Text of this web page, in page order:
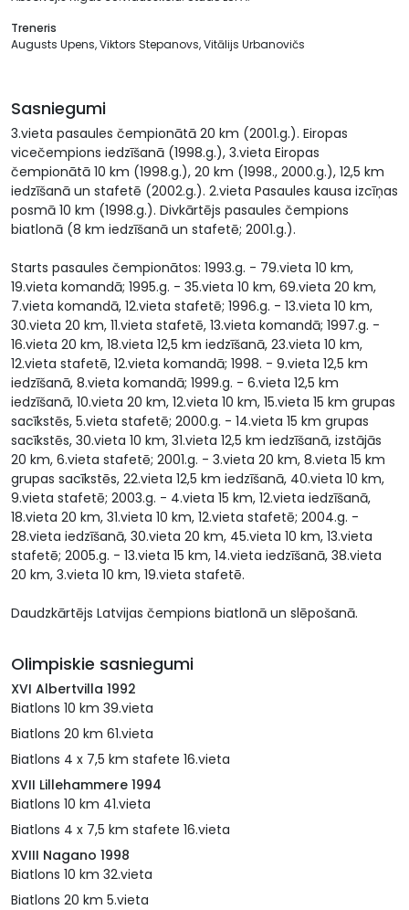
Treneris
Augusts Upens, Viktors Stepanovs, Vitālijs Urbanovičs
Sasniegumi
3.vieta pasaules čempionātā 20 km (2001.g.). Eiropas
vicečempions iedzīšanā (1998.g.), 3.vieta Eiropas
čempionātā 10 km (1998.g.), 20 km (1998., 2000.g.), 12,5 km
iedzīšanā un stafetē (2002.g.). 2.vieta Pasaules kausa izcīņas
posmā 10 km (1998.g.). Divkārtējs pasaules čempions
biatlonā (8 km iedzīšanā un stafetē; 2001.g.).
Starts pasaules čempionātos: 1993.g. - 79.vieta 10 km,
19.vieta komandā; 1995.g. - 35.vieta 10 km, 69.vieta 20 km,
7.vieta komandā, 12.vieta stafetē; 1996.g. - 13.vieta 10 km,
30.vieta 20 km, 11.vieta stafetē, 13.vieta komandā; 1997.g. -
16.vieta 20 km, 18.vieta 12,5 km iedzīšanā, 23.vieta 10 km,
12.vieta stafetē, 12.vieta komandā; 1998. - 9.vieta 12,5 km
iedzīšanā, 8.vieta komandā; 1999.g. - 6.vieta 12,5 km
iedzīšanā, 10.vieta 20 km, 12.vieta 10 km, 15.vieta 15 km grupas
sacīkstēs, 5.vieta stafetē; 2000.g. - 14.vieta 15 km grupas
sacīkstēs, 30.vieta 10 km, 31.vieta 12,5 km iedzīšanā, izstājās
20 km, 6.vieta stafetē; 2001.g. - 3.vieta 20 km, 8.vieta 15 km
grupas sacīkstēs, 22.vieta 12,5 km iedzīšanā, 40.vieta 10 km,
9.vieta stafetē; 2003.g. - 4.vieta 15 km, 12.vieta iedzīšanā,
18.vieta 20 km, 31.vieta 10 km, 12.vieta stafetē; 2004.g. -
28.vieta iedzīšanā, 30.vieta 20 km, 45.vieta 10 km, 13.vieta
stafetē; 2005.g. - 13.vieta 15 km, 14.vieta iedzīšanā, 38.vieta
20 km, 3.vieta 10 km, 19.vieta stafetē.
Daudzkārtējs Latvijas čempions biatlonā un slēpošanā.
Olimpiskie sasniegumi
XVI Albertvilla 1992
Biatlons 10 km 39.vieta
Biatlons 20 km 61.vieta
Biatlons 4 x 7,5 km stafete 16.vieta
XVII Lillehammere 1994
Biatlons 10 km 41.vieta
Biatlons 4 x 7,5 km stafete 16.vieta
XVIII Nagano 1998
Biatlons 10 km 32.vieta
Biatlons 20 km 5.vieta